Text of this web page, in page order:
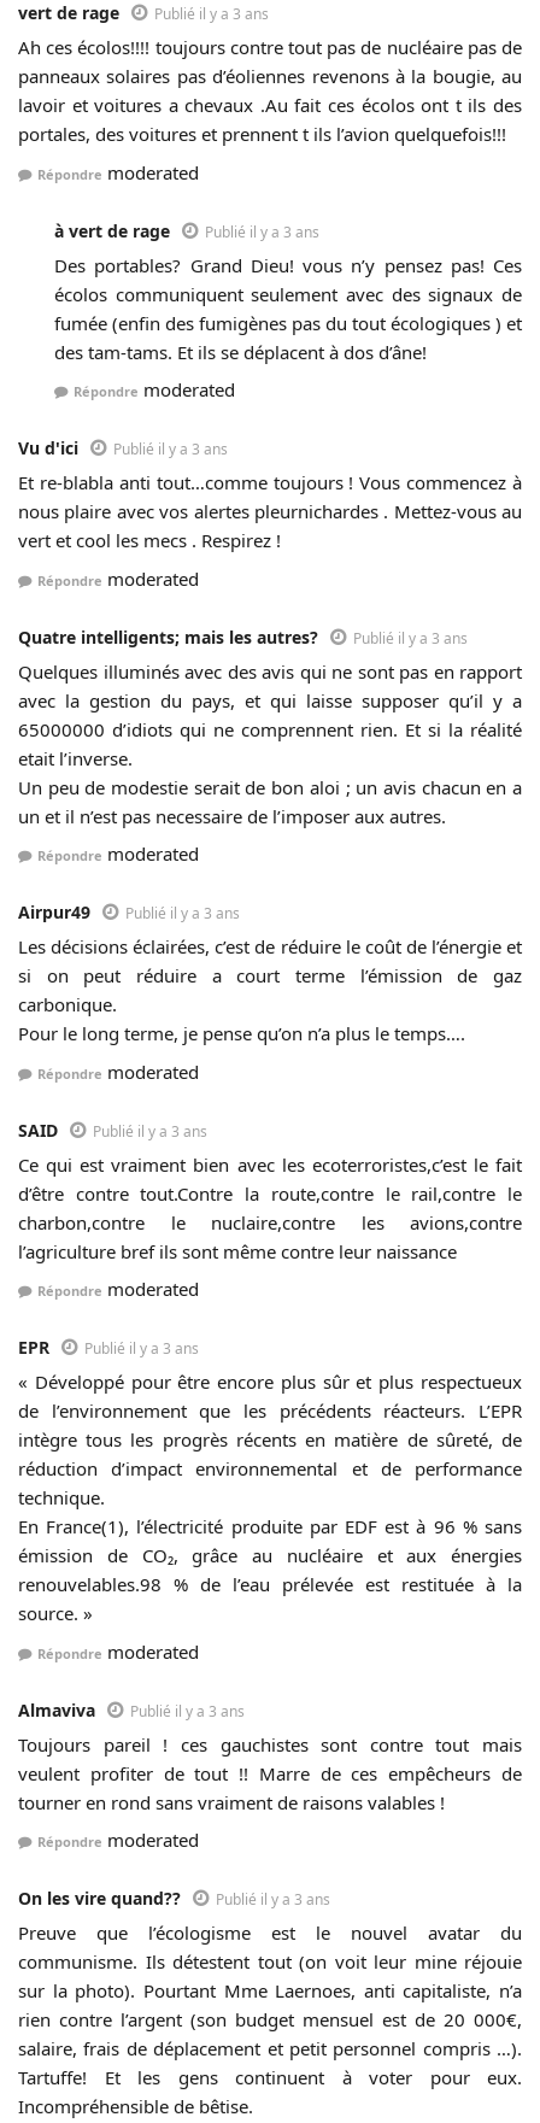
vert de rage Publié il y a 3 ans
Ah ces écolos!!!! toujours contre tout pas de nucléaire pas de
panneaux solaires pas d’éoliennes revenons à la bougie, au
lavoir et voitures a chevaux .Au fait ces écolos ont t ils des
portales, des voitures et prennent t ils l’avion quelquefois!!!
Répondre moderated
à vert de rage Publié il y a 3 ans
Des portables? Grand Dieu! vous n’y pensez pas! Ces
écolos communiquent seulement avec des signaux de
fumée (enfin des fumigènes pas du tout écologiques ) et
des tam-tams. Et ils se déplacent à dos d’âne!
Répondre moderated
Vu d'ici Publié il y a 3 ans
Et re-blabla anti tout…comme toujours ! Vous commencez à
nous plaire avec vos alertes pleurnichardes . Mettez-vous au
vert et cool les mecs . Respirez !
Répondre moderated
Quatre intelligents; mais les autres? Publié il y a 3 ans
Quelques illuminés avec des avis qui ne sont pas en rapport
avec la gestion du pays, et qui laisse supposer qu’il y a
65000000 d’idiots qui ne comprennent rien. Et si la réalité
etait l’inverse.
Un peu de modestie serait de bon aloi ; un avis chacun en a
un et il n’est pas necessaire de l’imposer aux autres.
Répondre moderated
Airpur49 Publié il y a 3 ans
Les décisions éclairées, c’est de réduire le coût de l’énergie et
si on peut réduire a court terme l’émission de gaz
carbonique.
Pour le long terme, je pense qu’on n’a plus le temps….
Répondre moderated
SAID Publié il y a 3 ans
Ce qui est vraiment bien avec les ecoterroristes,c’est le fait
d’être contre tout.Contre la route,contre le rail,contre le
charbon,contre le nuclaire,contre les avions,contre
l’agriculture bref ils sont même contre leur naissance
Répondre moderated
EPR Publié il y a 3 ans
« Développé pour être encore plus sûr et plus respectueux
de l’environnement que les précédents réacteurs. L’EPR
intègre tous les progrès récents en matière de sûreté, de
réduction d’impact environnemental et de performance
technique.
En France(1), l’électricité produite par EDF est à 96 % sans
émission de CO₂, grâce au nucléaire et aux énergies
renouvelables.98 % de l’eau prélevée est restituée à la
source. »
Répondre moderated
Almaviva Publié il y a 3 ans
Toujours pareil ! ces gauchistes sont contre tout mais
veulent profiter de tout !! Marre de ces empêcheurs de
tourner en rond sans vraiment de raisons valables !
Répondre moderated
On les vire quand?? Publié il y a 3 ans
Preuve que l’écologisme est le nouvel avatar du
communisme. Ils détestent tout (on voit leur mine réjouie
sur la photo). Pourtant Mme Laernoes, anti capitaliste, n’a
rien contre l’argent (son budget mensuel est de 20 000€,
salaire, frais de déplacement et petit personnel compris …).
Tartuffe! Et les gens continuent à voter pour eux.
Incompréhensible de bêtise.